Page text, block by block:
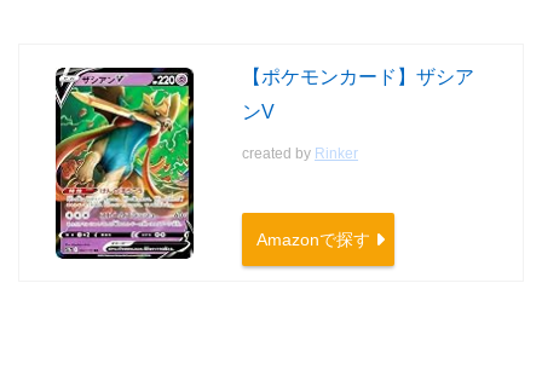
【ポケモンカード】ザシア
ンV
created by Rinker
Amazonで探す